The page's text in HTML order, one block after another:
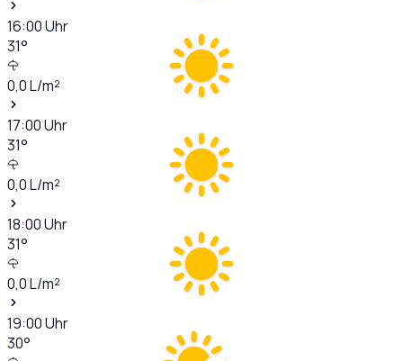
16:00Uhr
31°
0,0L/m²
17:00Uhr
31°
0,0L/m²
18:00Uhr
31°
0,0L/m²
19:00Uhr
30°